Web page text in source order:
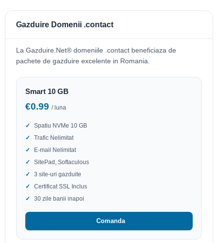
Gazduire Domenii .contact
La Gazduire.Net® domeniile .contact beneficiaza de
pachete de gazduire excelente in Romania.
Smart 10 GB
€0.99 / luna
Spatiu NVMe 10 GB
Trafic Nelimitat
E-mail Nelimitat
SitePad, Softaculous
3 site-uri gazduite
Certificat SSL Inclus
30 zile banii inapoi
Comanda